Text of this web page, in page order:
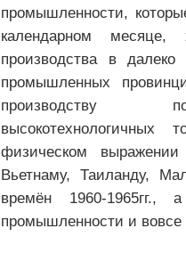
промышленности,
календарном месяце,
производства в
промышленных
производству
высокотехнологичных
физическом
Вьетнаму, Таиланду,
времён 1960-1965гг.,
промышленности и